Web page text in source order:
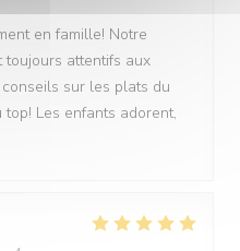
en famille! Notre
toujours attentifs aux
sur les plats du
Les enfants adorent,